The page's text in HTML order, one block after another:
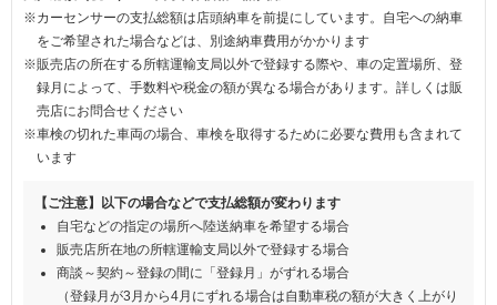
※カーセンサーの支払総額は店頭納車を前提にしています。自宅への納車
をご希望された場合などは、別途納車費用がかかります
※販売店の所在する所轄運輸支局以外で登録する際や、車の定置場所、登
録月によって、手数料や税金の額が異なる場合があります。詳しくは販
売店にお問合せください
※車検の切れた車両の場合、車検を取得するために必要な費用も含まれて
います
【ご注意】以下の場合などで支払総額が変わります
自宅などの指定の場所へ陸送納車を希望する場合
販売店所在地の所轄運輸支局以外で登録する場合
商談～契約～登録の間に「登録月」がずれる場合
（登録月が3月から4月にずれる場合は自動車税の額が大きく上がり